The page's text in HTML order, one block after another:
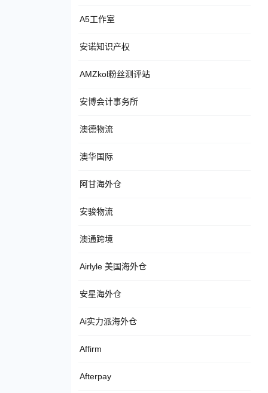
A5工作室
安诺知识产权
AMZkol粉丝测评站
安博会计事务所
澳德物流
澳华国际
阿甘海外仓
安骏物流
澳通跨境
Airlyle 美国海外仓
安星海外仓
Ai实力派海外仓
Affirm
Afterpay